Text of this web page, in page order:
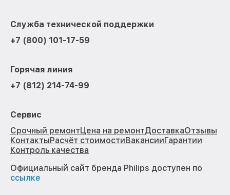
Служба технической поддержки
+7 (800) 101-17-59
Горячая линия
+7 (812) 214-74-99
Сервис
Срочный ремонтЦена на ремонтДоставкаОтзывы
КонтактыРасчёт стоимостиВакансииГарантии
Контроль качества
Официальный сайт бренда Philips доступен по
ссылке